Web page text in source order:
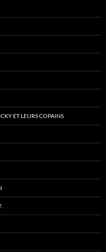
ET LEURS COPAINS